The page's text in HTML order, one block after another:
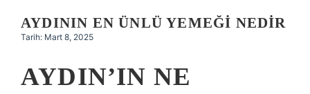
Hakkımızda
AYDININ EN ÜNLÜ YEMEĞI NEDIR
Tarih: Mart 8, 2025
AYDIN’IN NE